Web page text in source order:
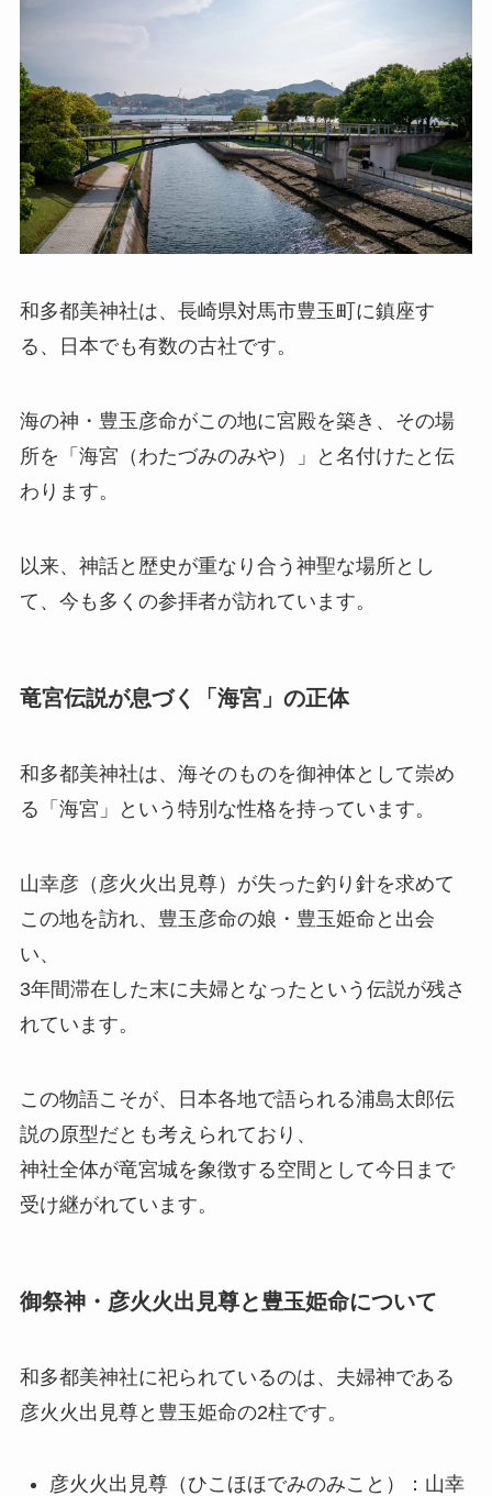
和多都美神社は、長崎県対馬市豊玉町に鎮座す
る、日本でも有数の古社です。
海の神・豊玉彦命がこの地に宮殿を築き、その場
所を「海宮（わたづみのみや）」と名付けたと伝
わります。
以来、神話と歴史が重なり合う神聖な場所とし
て、今も多くの参拝者が訪れています。
竜宮伝説が息づく「海宮」の正体
和多都美神社は、海そのものを御神体として崇め
る「海宮」という特別な性格を持っています。
山幸彦（彦火火出見尊）が失った釣り針を求めて
この地を訪れ、豊玉彦命の娘・豊玉姫命と出会
い、
3年間滞在した末に夫婦となったという伝説が残さ
れています。
この物語こそが、日本各地で語られる浦島太郎伝
説の原型だとも考えられており、
神社全体が竜宮城を象徴する空間として今日まで
受け継がれています。
御祭神・彦火火出見尊と豊玉姫命について
和多都美神社に祀られているのは、夫婦神である
彦火火出見尊と豊玉姫命の2柱です。
彦火火出見尊（ひこほほでみのみこと）：山幸